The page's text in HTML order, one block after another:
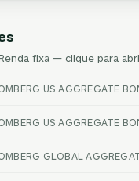
fixa — clique para
US AGGREGATE
US AGGREGATE